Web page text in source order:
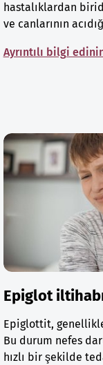
hastalıklardan
ve canlarının
Ayrıntılı bilgi
Epiglot
Epiglottit,
Bu durum nefes
hızlı bir şekilde